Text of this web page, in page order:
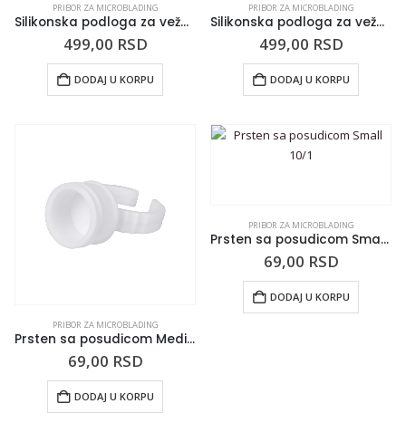
PRIBOR ZA MICROBLADING
Silikonska podloga za vežbanje GJM1
499,00 RSD
DODAJ U KORPU
PRIBOR ZA MICROBLADING
Silikonska podloga za vežbanje GJM1W
499,00 RSD
DODAJ U KORPU
PRIBOR ZA MICROBLADING
Prsten sa posudicom Medium 10/1
69,00 RSD
DODAJ U KORPU
PRIBOR ZA MICROBLADING
Prsten sa posudicom Small 10/1
69,00 RSD
DODAJ U KORPU